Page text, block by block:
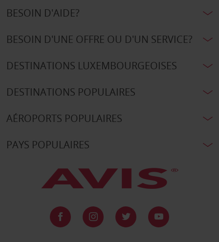
BESOIN D'AIDE?
BESOIN D'UNE OFFRE OU D'UN SERVICE?
DESTINATIONS LUXEMBOURGEOISES
DESTINATIONS POPULAIRES
AÉROPORTS POPULAIRES
PAYS POPULAIRES